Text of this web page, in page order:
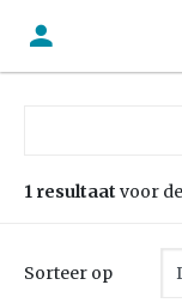
1 resultaat voor
Sorteer op